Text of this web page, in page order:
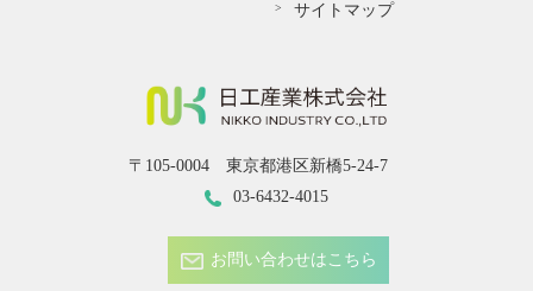
サイトマップ
〒105-0004 東京都港区新橋5-24-7
03-6432-4015
お問い合わせはこちら